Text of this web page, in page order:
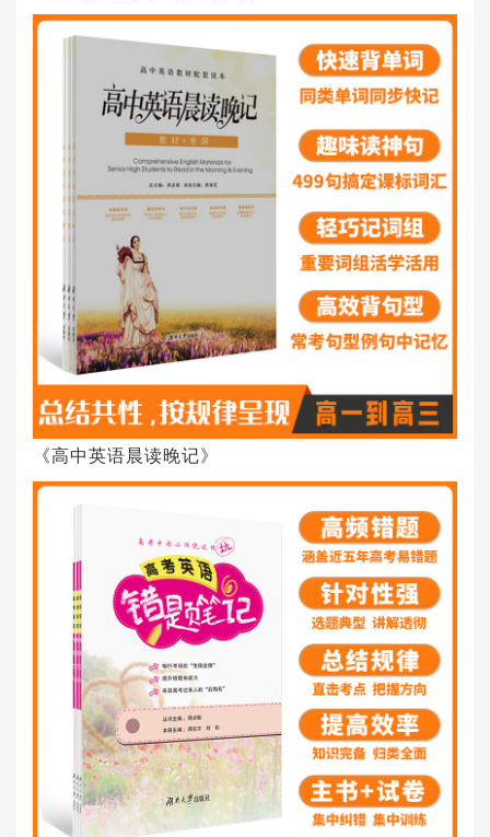
《高中英语晨读晚记》